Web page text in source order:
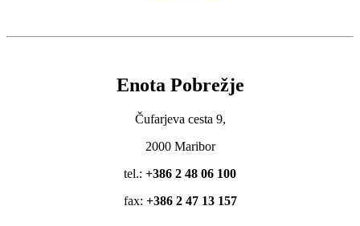
Enota Pobrežje
Čufarjeva cesta 9,
2000 Maribor
tel.: +386 2 48 06 100
fax: +386 2 47 13 157